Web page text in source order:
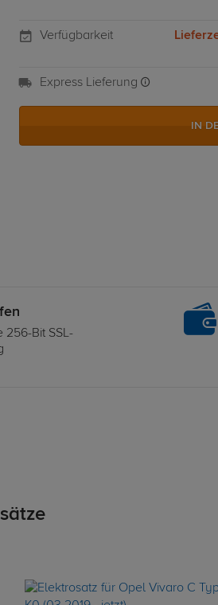
Verfügbarkeit
Express Lieferung
IN
256-Bit SSL-